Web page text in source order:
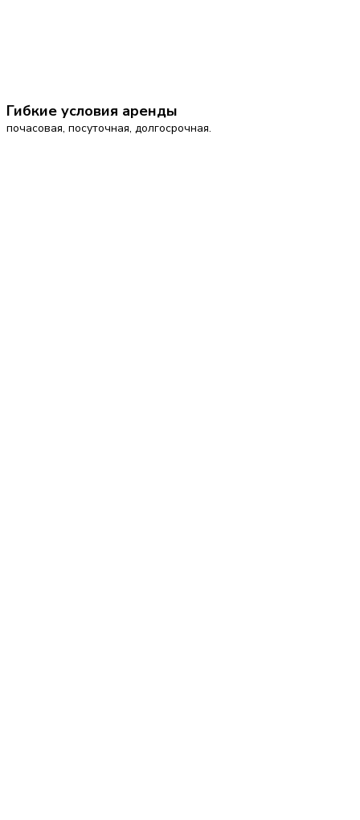
Гибкие условия аренды
почасовая, посуточная, долгосрочная.